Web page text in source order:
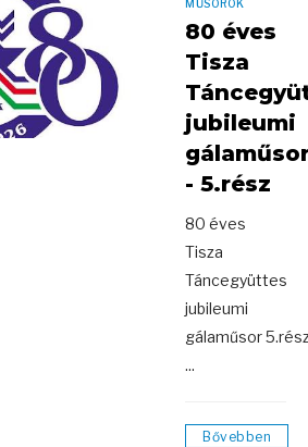
MŰSOROK
80 éves
Tisza
jubileumi
- 5.rész
80 éves
Tisza
Táncegyüttes
jubileumi
gálaműsor
...
Bővebben